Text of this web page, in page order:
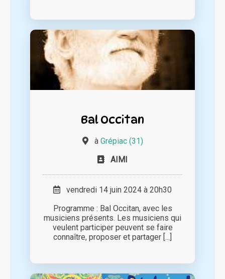
Bal Occitan
à Grépiac (31)
AIMI
vendredi 14 juin 2024 à 20h30
Programme : Bal Occitan, avec les
musiciens présents. Les musiciens qui
veulent participer peuvent se faire
connaître, proposer et partager [...]